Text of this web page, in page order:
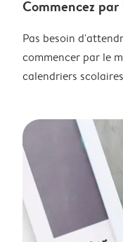
Commencez
Pas besoin
commencer par le
calendriers